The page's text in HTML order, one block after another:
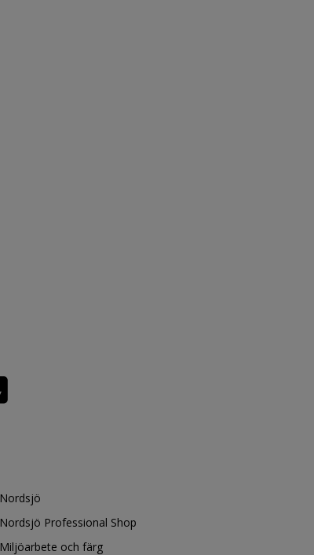
Nordsjö
Nordsjö Professional Shop
Miljöarbete och färg